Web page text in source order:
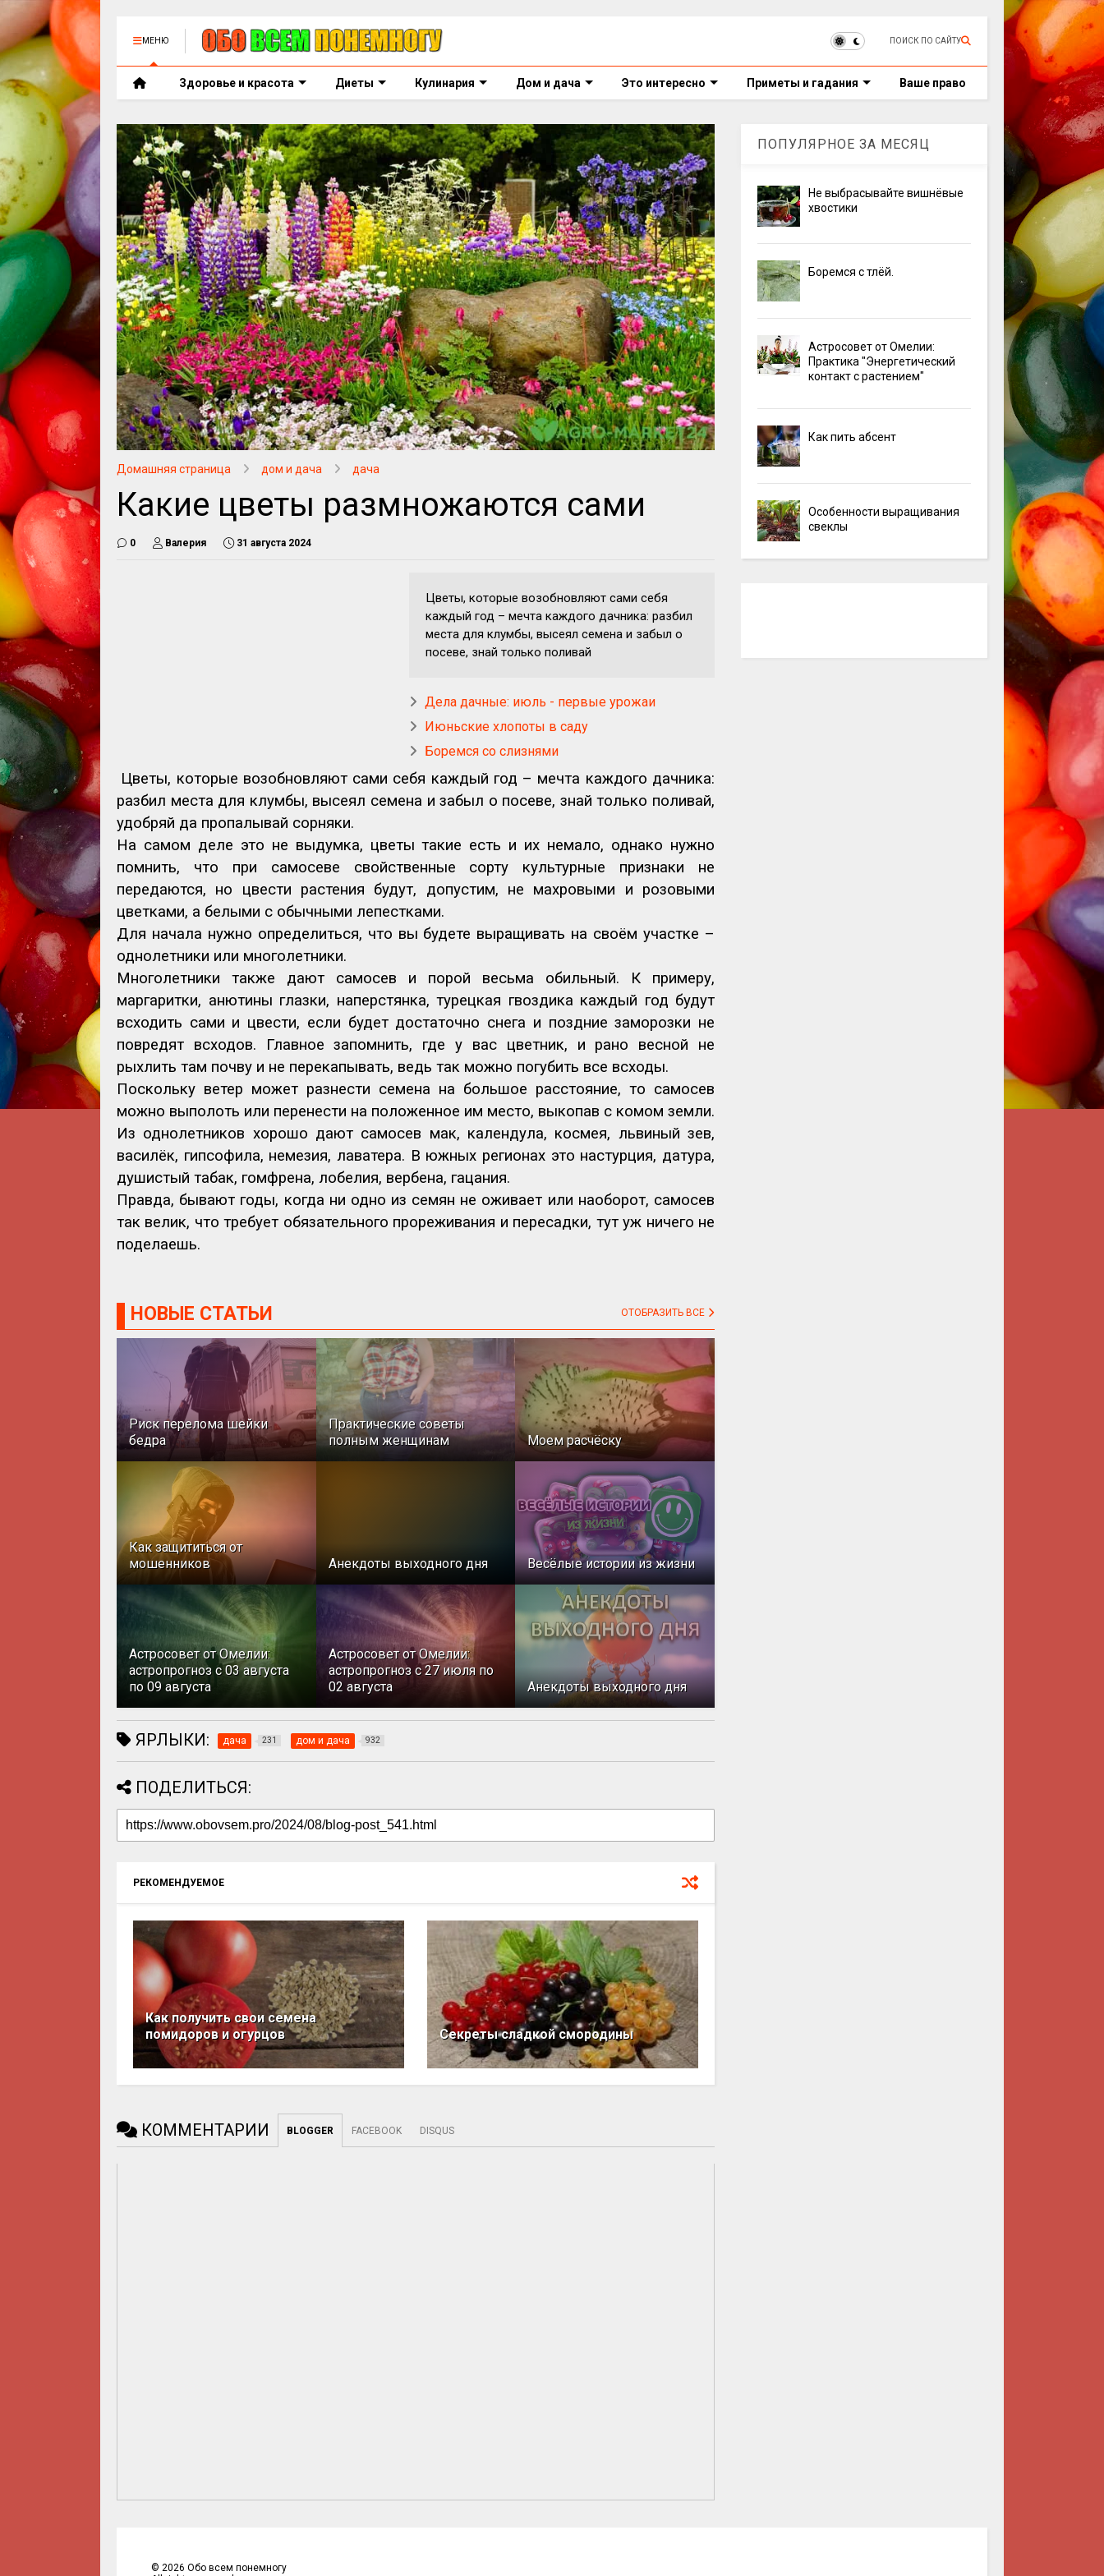
МЕНЮ ПОИСК ПО САЙТУ
Здоровье и красота Диеты Кулинария Дом и дача Это интересно Приметы и гадания Ваше право
Домашняя страница дом и дача дача
Какие цветы размножаются сами
0 Валерия 31 августа 2024
Цветы, которые возобновляют сами себя
каждый год – мечта каждого дачника: разбил
места для клумбы, высеял семена и забыл о
посеве, знай только поливай
Дела дачные: июль - первые урожаи
Июньские хлопоты в саду
Боремся со слизнями
Цветы, которые возобновляют сами себя каждый год – мечта каждого дачника:
разбил места для клумбы, высеял семена и забыл о посеве, знай только поливай,
удобряй да пропалывай сорняки.
На самом деле это не выдумка, цветы такие есть и их немало, однако нужно
помнить, что при самосеве свойственные сорту культурные признаки не
передаются, но цвести растения будут, допустим, не махровыми и розовыми
цветками, а белыми с обычными лепестками.
Для начала нужно определиться, что вы будете выращивать на своём участке –
однолетники или многолетники.
Многолетники также дают самосев и порой весьма обильный. К примеру,
маргаритки, анютины глазки, наперстянка, турецкая гвоздика каждый год будут
всходить сами и цвести, если будет достаточно снега и поздние заморозки не
повредят всходов. Главное запомнить, где у вас цветник, и рано весной не
рыхлить там почву и не перекапывать, ведь так можно погубить все всходы.
Поскольку ветер может разнести семена на большое расстояние, то самосев
можно выполоть или перенести на положенное им место, выкопав с комом земли.
Из однолетников хорошо дают самосев мак, календула, космея, львиный зев,
василёк, гипсофила, немезия, лаватера. В южных регионах это настурция, датура,
душистый табак, гомфрена, лобелия, вербена, гацания.
Правда, бывают годы, когда ни одно из семян не оживает или наоборот, самосев
так велик, что требует обязательного прореживания и пересадки, тут уж ничего не
поделаешь.
НОВЫЕ СТАТЬИ ОТОБРАЗИТЬ ВСЕ
Риск перелома шейки
бедра
Практические советы
полным женщинам
Моем расчёску
Как защититься от
мошенников
Анекдоты выходного дня Весёлые истории из жизни
Астросовет от Омелии:
астропрогноз с 03 августа
по 09 августа
Астросовет от Омелии:
астропрогноз с 27 июля по
02 августа
Анекдоты выходного дня
ЯРЛЫКИ: дача 231 дом и дача 932
ПОДЕЛИТЬСЯ:
РЕКОМЕНДУЕМОЕ
Как получить свои семена
помидоров и огурцов
Секреты сладкой смородины
КОММЕНТАРИИ BLOGGER FACEBOOK DISQUS
ПОПУЛЯРНОЕ ЗА МЕСЯЦ
Не выбрасывайте вишнёвые
хвостики
Боремся с тлёй.
Астросовет от Омелии:
Практика "Энергетический
контакт с растением"
Как пить абсент
Особенности выращивания
свеклы
©2026 Обо всем понемногу